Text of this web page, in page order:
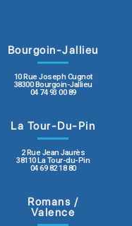
Bourgoin-Jallieu
10 Rue Joseph Cugnot
38300 Bourgoin-Jallieu
04 74 93 00 89
La Tour-Du-Pin
2 Rue Jean Jaurès
38110 La Tour-du-Pin
04 69 82 18 80
Romans /
Valence